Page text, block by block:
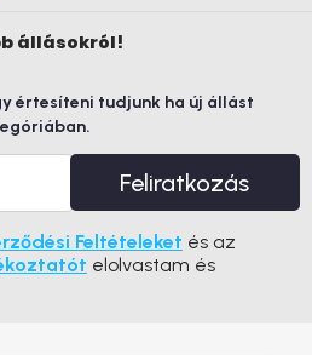
állásokról!
értesíteni tudjunk ha új állást
Feliratkozás
Feltételeket és az
elolvastam és